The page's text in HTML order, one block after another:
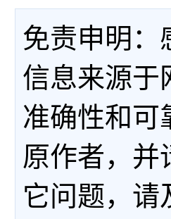
免责申明：
信息来源于
准确性和可
原作者，并
它问题，请